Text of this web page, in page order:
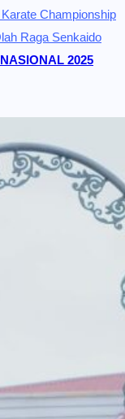
Karate Championship
Raga Senkaido
2025